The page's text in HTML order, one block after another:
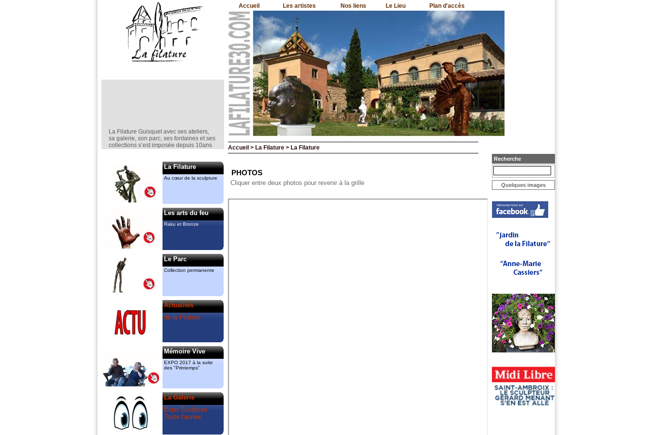
La Filature Guisquet avec ses ateliers,
sa galerie, son parc, ses fontaines et ses
collections s’est imposée depuis 10ans
comme un lieu incontournable de la
Elle est un espace d’exposition
permanent,
mais aussi ponctuel avec notamment le
“jardin de la Filature “ en mai.
Anne-Marie CASSIERS et Gérard
y ont chacun leur atelier. Ils animent
également des cours de sculpture et
céramique et exposent “raku“ et “Bronze“
dans la Galerie permanente.
amcassiers@orange.fr, 06 11 83 51 82
gmenant@free.fr 06 72 84 85 83
Ils ont créé
le “Printemps de la Sculpture“ dont
l’association “Valeurs Ajoutées“ a pris le
relais en 2018 à l’espace Guiraud.
est le partenaire artistique du
“Printemps“, mais également celui des
“Rendez vous aux jardins“ du Mas de
Bruguerolle.
La Filature
Au cœur de la sculpture
Les arts du feu
Raku et Bronze
Le Parc
Collection permanente
Actualités
de la Filature
Mémoire Vive
EXPO 2017 à la suite
des "Printemps"
La Galerie
Expo Sculpture
Toute l'année
Accueil Les artistes Nos liens Le Lieu Plan d'accès
Accueil > La Filature > La Filature
PHOTOS
Cliquer entre deux photos pour revenir à la grille
Recherche
Quelques images